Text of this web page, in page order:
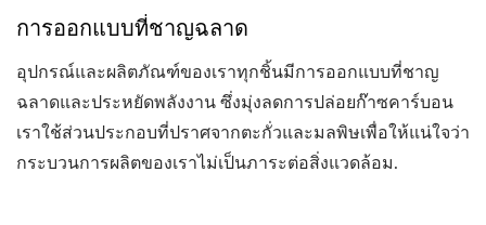
การออกแบบที่ชาญฉลาด
อุปกรณ์และผลิตภัณฑ์ของเราทุกชิ้นมีการออกแบบที่ชาญ
ฉลาดและประหยัดพลังงาน ซึ่งมุ่งลดการปล่อยก๊าซคาร์บอน
เราใช้ส่วนประกอบที่ปราศจากตะกั่วและมลพิษเพื่อให้แน่ใจว่า
กระบวนการผลิตของเราไม่เป็นภาระต่อสิ่งแวดล้อม.